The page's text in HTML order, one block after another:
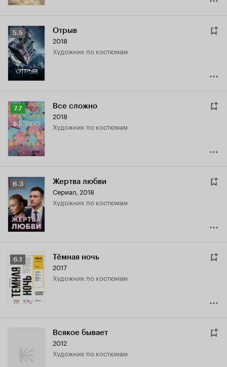
Рейтинг
Кинопоиска
5.5
5.5 Отрыв
2018
Художник по костюмам
Рейтинг
Кинопоиска
7.7
7.7 Все сложно
2018
Художник по костюмам
Рейтинг
Кинопоиска
6.3
6.3 Жертва любви
Сериал, 2018
Художник по костюмам
Рейтинг
Кинопоиска
6.1
6.1 Тёмная ночь
2017
Художник по костюмам
Всякое бывает
2012
Художник по костюмам